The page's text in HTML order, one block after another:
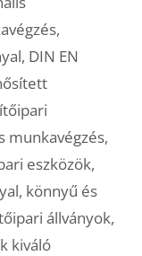
,
, DIN EN
munkavégzés,
eszközök,
, könnyű és
állványok,
kiváló